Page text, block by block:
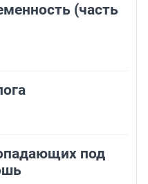
(часть
под